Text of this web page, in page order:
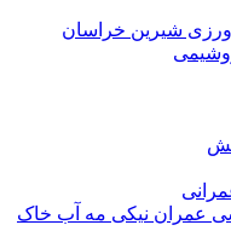
شیرین خراسان
عمران نیکی مه آب خاک